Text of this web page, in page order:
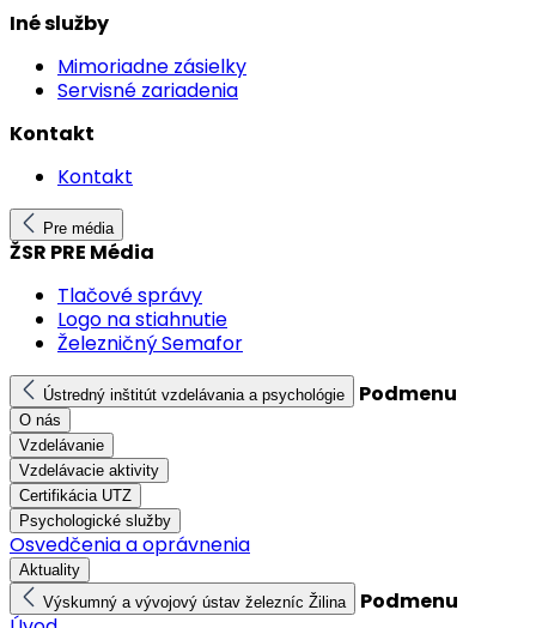
Iné služby
Mimoriadne zásielky
Servisné zariadenia
Kontakt
Kontakt
Pre média
ŽSR PRE Média
Tlačové správy
Logo na stiahnutie
Železničný Semafor
Ústredný inštitút vzdelávania a psychológie Podmenu
O nás
Vzdelávanie
Vzdelávacie aktivity
Certifikácia UTZ
Psychologické služby
Osvedčenia a oprávnenia
Aktuality
Výskumný a vývojový ústav železníc Žilina
Podmenu